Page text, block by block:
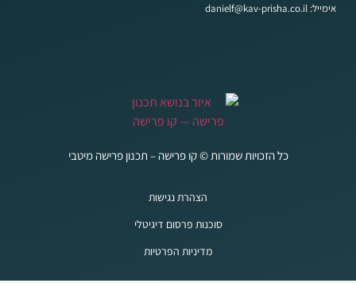
אימייל: danielf@kav-prisha.co.il
כל הזכויות שמורות © קו פרישה – תכנון פרישה מיטבי
הצהרת נגישות
סוכנות פרסום דיגיטלי
מדיניות הפרטיות